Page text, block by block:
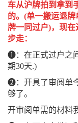
车从沪牌拍到拿到
的。(单一搬运退
牌一同过户)，现
步走：
❶：在正式过户之
期30天.)
❷：开具了审阅单
够了。
开审阅单需的材料